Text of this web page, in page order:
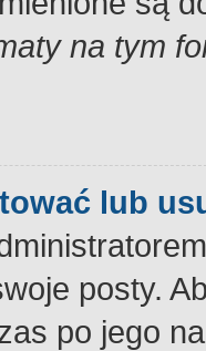
na tym
lub
posty.
po jego